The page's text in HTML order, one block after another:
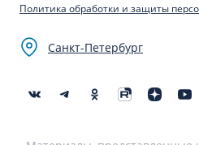
Политика обработки и защиты
Санкт-Петербург